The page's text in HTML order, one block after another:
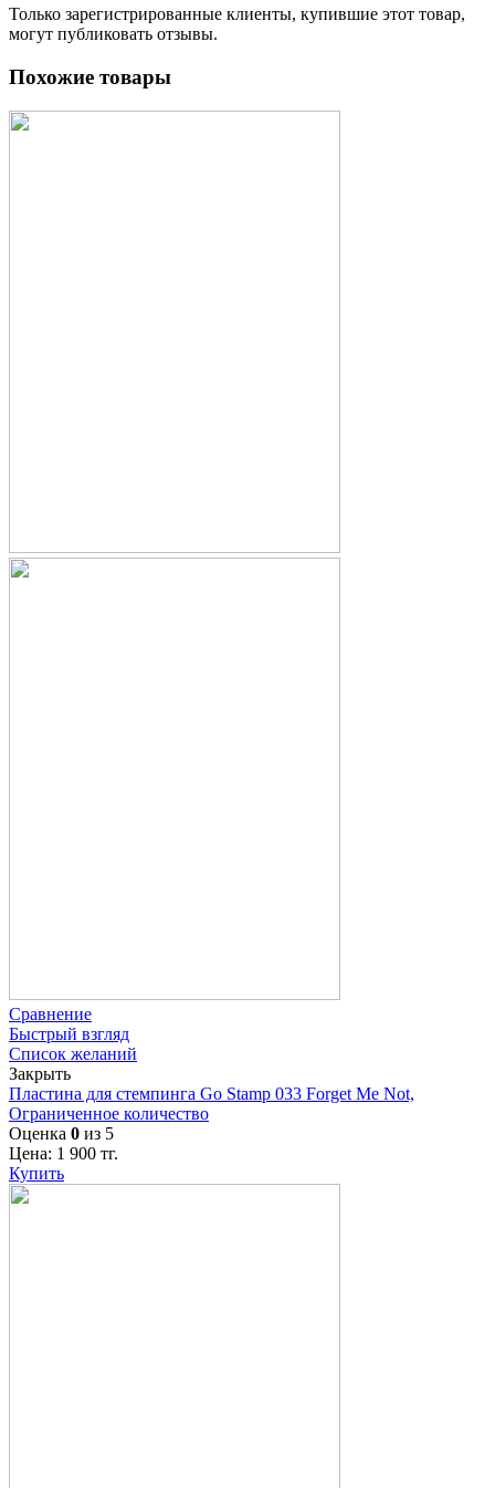
Только зарегистрированные клиенты, купившие этот товар,
могут публиковать отзывы.
Похожие товары
Сравнение
Быстрый взгляд
Список желаний
Закрыть
Пластина для стемпинга Go Stamp 033 Forget Me Not,
Ограниченное количество
Оценка 0 из 5
Цена: 1 900 тг.
Купить